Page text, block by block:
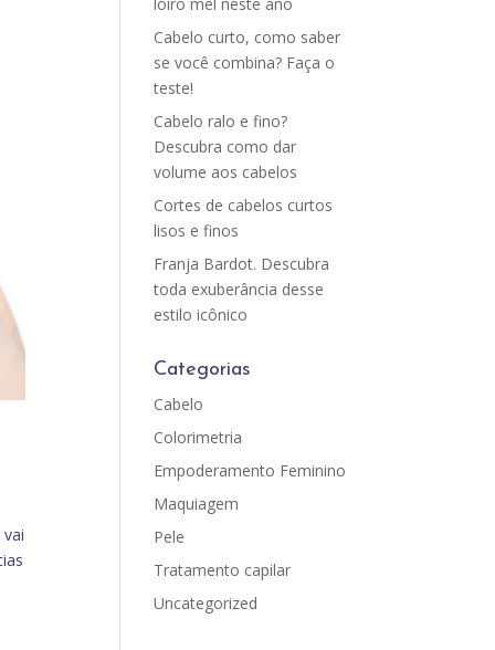
Cabelo curto, como saber
se você combina? Faça o
teste!
Cabelo ralo e fino?
Descubra como dar
volume aos cabelos
Cortes de cabelos curtos
lisos e finos
Franja Bardot. Descubra
toda exuberância desse
estilo icônico
Categorias
Cabelo
Colorimetria
Empoderamento Feminino
Maquiagem
Pele
Tratamento capilar
Uncategorized